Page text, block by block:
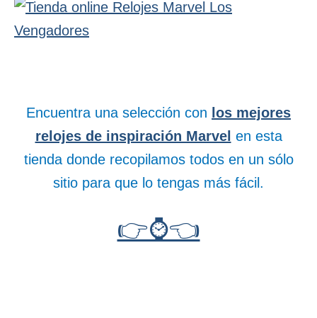
Encuentra una selección con los mejores
relojes de inspiración Marvel en esta
tienda donde recopilamos todos en un sólo
sitio para que lo tengas más fácil.
👉⌚👈